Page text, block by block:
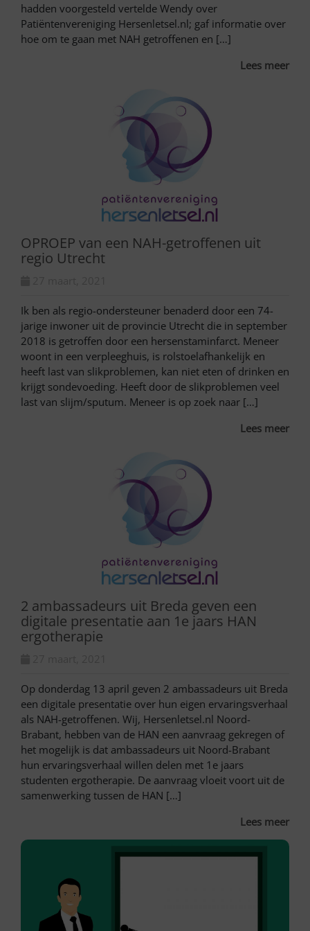
hadden voorgesteld vertelde Wendy over
Patiëntenvereniging Hersenletsel.nl; gaf informatie over
hoe om te gaan met NAH getroffenen en […]
Lees meer
OPROEP van een NAH-getroffenen uit
regio Utrecht
Ik ben als regio-ondersteuner benaderd door een 74-
jarige inwoner uit de provincie Utrecht die in september
2018 is getroffen door een hersenstaminfarct. Meneer
woont in een verpleeghuis, is rolstoelafhankelijk en
heeft last van slikproblemen, kan niet eten of drinken en
krijgt sondevoeding. Heeft door de slikproblemen veel
last van slijm/sputum. Meneer is op zoek naar […]
Lees meer
2 ambassadeurs uit Breda geven een
digitale presentatie aan 1e jaars HAN
ergotherapie
Op donderdag 13 april geven 2 ambassadeurs uit Breda
een digitale presentatie over hun eigen ervaringsverhaal
als NAH-getroffenen. Wij, Hersenletsel.nl Noord-
Brabant, hebben van de HAN een aanvraag gekregen of
het mogelijk is dat ambassadeurs uit Noord-Brabant
hun ervaringsverhaal willen delen met 1e jaars
studenten ergotherapie. De aanvraag vloeit voort uit de
samenwerking tussen de HAN […]
Lees meer